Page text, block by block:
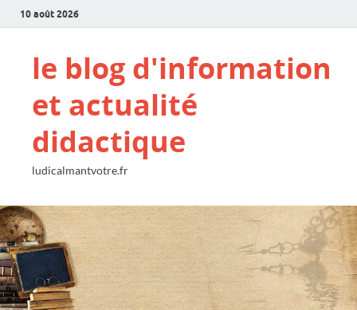
10 août 2026
le blog d'information
et actualité
didactique
ludicalmantvotre.fr